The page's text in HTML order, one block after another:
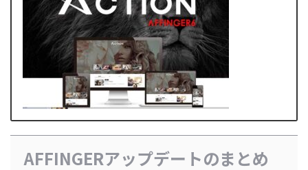
AFFINGERアップデートのまとめ